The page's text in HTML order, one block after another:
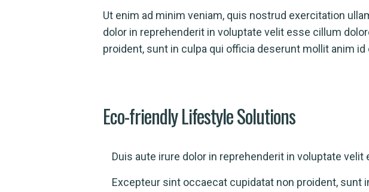
Ut enim ad minim veniam, quis nostrud exercitation
dolor in reprehenderit in voluptate velit esse cillum
proident, sunt in culpa qui officia deserunt mollit anim id
Eco-friendly Lifestyle Solutions
Duis aute irure dolor in reprehenderit in voluptate
Excepteur sint occaecat cupidatat non proident, sunt